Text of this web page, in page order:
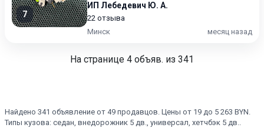
7
ИП Лебедевич Ю. А.
22 отзыва
Минск
месяц назад
На странице 4 объяв. из 341
Найдено 341 объявление от 49 продавцов. Цены от 19 до 5 263 BYN.
Типы кузова: седан, внедорожник 5 дв., универсал, хетчбэк 5 дв..